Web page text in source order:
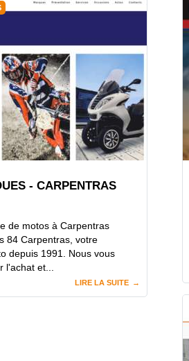
- CARPENTRAS
de motos à Carpentras
84 Carpentras, votre
depuis 1991. Nous vous
l'achat et...
LIRE LA SUITE